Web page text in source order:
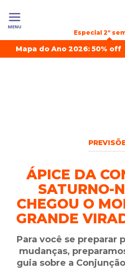
MENU
Especial 2º
Mapa do Ano 2026: 50% off
ÁPICE DA
SATURNO-
CHEGOU O
GRANDE
Para você se preparar
mudanças,
guia sobre a